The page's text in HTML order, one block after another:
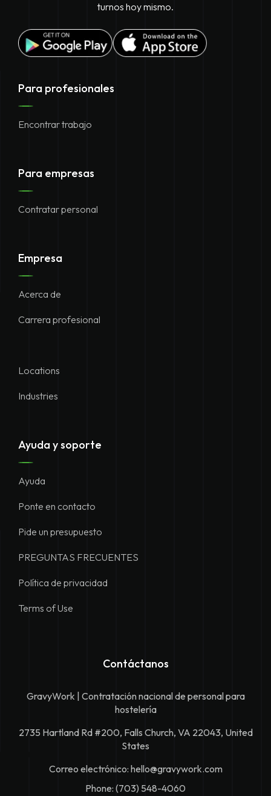
turnos hoy mismo.
Para profesionales
Encontrar trabajo
Para empresas
Contratar personal
Empresa
Acerca de
Carrera profesional
Locations
Industries
Ayuda y soporte
Ayuda
Ponte en contacto
Pide un presupuesto
PREGUNTAS FRECUENTES
Política de privacidad
Terms of Use
Contáctanos
GravyWork | Contratación nacional de personal para
hostelería
2735 Hartland Rd #200, Falls Church, VA 22043, United
States
Correo electrónico: hello@gravywork.com
Phone: (703) 548-4060